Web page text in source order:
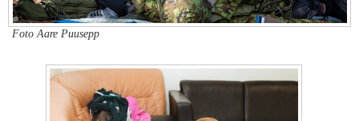
Foto Aare Puusepp